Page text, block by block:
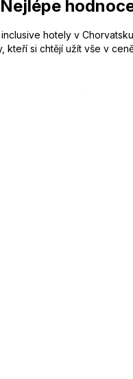
hotely v
kteří si chtějí užít vše v